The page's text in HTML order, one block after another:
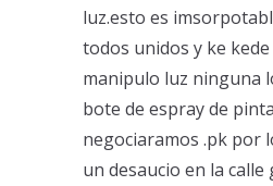
luz.esto es
todos unidos y ke
manipulo luz ninguna
bote de espray de
negociaramos .pk por
un desaucio en la